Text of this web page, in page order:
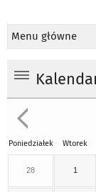
Menu główne
Poniedziałek Wtorek
28 1